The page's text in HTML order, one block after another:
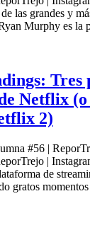
las grandes y
Murphy es la
Tres
Netflix
2)
#56 |
|
de
gratos